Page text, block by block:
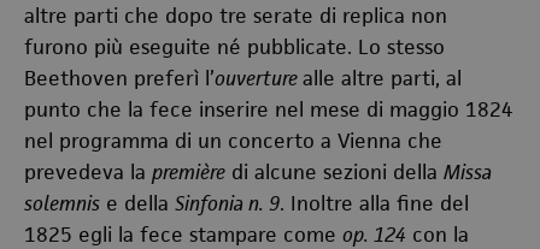
altre parti che dopo tre serate di replica non
furono più eseguite né pubblicate. Lo stesso
Beethoven preferì l’ouverturealle altre parti, al
punto che la fece inserire nel mese di maggio 1824
nel programma di un concerto a Vienna che
prevedeva la première di alcune sezioni della Missa
solemnis e della Sinfonia n. 9. Inoltre alla fine del
1825 egli la fece stampare come op. 124 con la